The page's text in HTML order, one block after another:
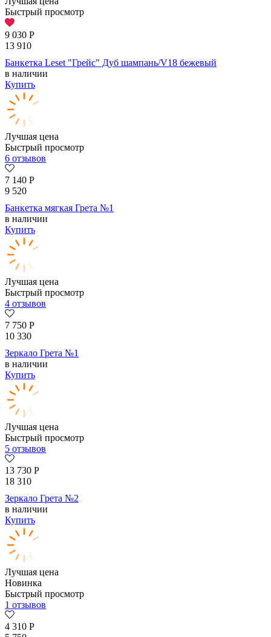
Быстрый просмотр
9 030 Р
13 910
Банкетка Leset "Грейс" Дуб шампань/V18 бежевый
в наличии
Купить
Лучшая цена
Быстрый просмотр
6 отзывов
7 140 Р
9 520
Банкетка мягкая Грета №1
в наличии
Купить
Лучшая цена
Быстрый просмотр
4 отзывов
7 750 Р
10 330
Зеркало Грета №1
в наличии
Купить
Лучшая цена
Быстрый просмотр
5 отзывов
13 730 Р
18 310
Зеркало Грета №2
в наличии
Купить
Лучшая цена
Новинка
Быстрый просмотр
1 отзывов
4 310 Р